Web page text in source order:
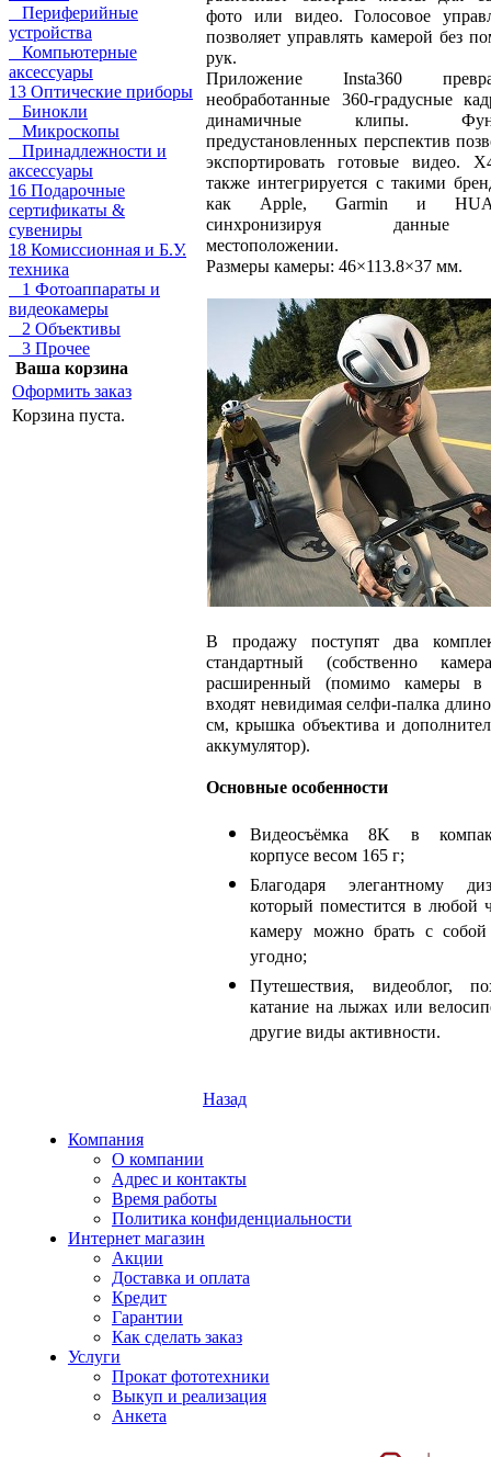
Периферийные
устройства
Компьютерные
аксессуары
13 Оптические приборы
Бинокли
Микроскопы
Принадлежности и
аксессуары
16 Подарочные
сертификаты &
сувениры
18 Комиссионная и Б.У.
техника
1 Фотоаппараты и
видеокамеры
2 Объективы
3 Прочее
Ваша корзина
Оформить заказ
Корзина пуста.
фото или видео. Голосовое
позволяет управлять камерой без
рук.
Приложение Insta360
необработанные 360-градусные
динамичные клипы.
предустановленных перспектив
экспортировать готовые видео.
также интегрируется с такими
как Apple, Garmin и
синхронизируя
местоположении.
Размеры камеры: 46×113.8×37 мм.
В продажу поступят два
стандартный (собственно
расширенный (помимо камеры в
входят невидимая селфи-палка
см, крышка объектива и
аккумулятор).
Основные особенности
Видеосъёмка 8K в
корпусе весом 165 г;
Благодаря элегантному
который поместится в любой
камеру можно брать с собой
угодно;
Путешествия, видеоблог,
катание на лыжах или
другие виды активности.
Назад
Компания
О компании
Адрес и контакты
Время работы
Политика конфиденциальности
Интернет магазин
Акции
Доставка и оплата
Кредит
Гарантии
Как сделать заказ
Услуги
Прокат фототехники
Выкуп и реализация
Анкета